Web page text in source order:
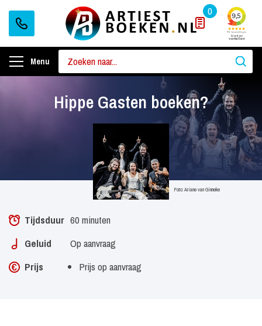
0
Menu
Hippe Gasten boeken?
Foto: Ariane van Ginneke
Tijdsduur 60 minuten
Geluid
Op aanvraag
Prijs
Prijs op aanvraag